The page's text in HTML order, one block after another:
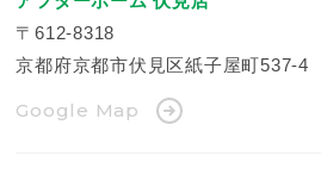
〒612-8318
京都府京都市伏見区紙子屋町537-4
Google Map